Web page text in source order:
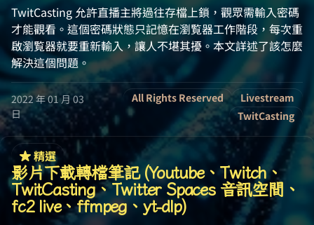
TwitCasting 允許直播主將過往存檔上鎖，觀眾需輸入密碼
才能觀看。這個密碼狀態只記憶在瀏覧器工作階段，每次重
啟瀏覧器就要重新輸入，讓人不堪其擾。本文詳述了該怎麼
解決這個問題。
2022 年 01 月 03
日
All Rights Reserved
Livestream
TwitCasting
精選
影片下載轉檔筆記 (Youtube、Twitch、
TwitCasting、Twitter Spaces 音訊空間、
fc2 live、ffmpeg、yt-dlp)